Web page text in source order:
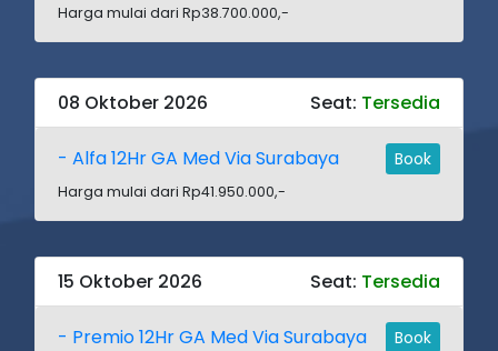
Harga mulai dari Rp38.700.000,-
08 Oktober 2026 Seat: Tersedia
- Alfa 12Hr GA Med Via Surabaya Book
Harga mulai dari Rp41.950.000,-
15 Oktober 2026 Seat: Tersedia
- Premio 12Hr GA Med Via Surabaya Book